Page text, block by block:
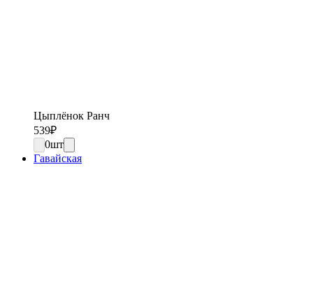
Цыплёнок Ранч
539₽
0шт
Гавайская